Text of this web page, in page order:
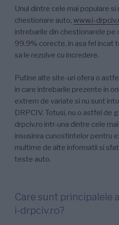
Unul dintre cele mai populare
chestionare auto, www.i-
intrebarile din chestionarele pe
99.9% corecte, in asa fel incat
sa le rezolve cu incredere.
Putine alte site-uri ofera o
in care intrebarile prezente in
extrem de variate si nu sunt
DRPCIV. Totusi, nu o astfel de
drpciv.ro intr-una dintre cele
insusirea cunostintelor pentru
multime de alte informatii si
teste auto.
Care sunt principalele
i-drpciv.ro?